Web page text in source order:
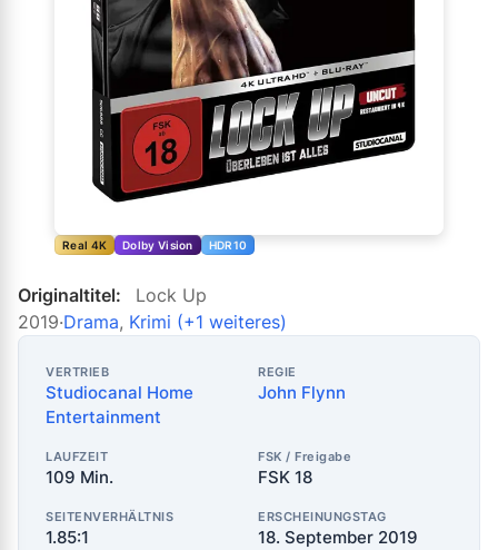
Real 4K Dolby Vision HDR10
Originaltitel:
Lock Up
2019·Drama, Krimi (+1 weiteres)
VERTRIEB
Studiocanal Home
Entertainment
REGIE
John Flynn
LAUFZEIT
109 Min.
FSK / Freigabe
FSK 18
SEITENVERHÄLTNIS
1.85:1
ERSCHEINUNGSTAG
18. September 2019